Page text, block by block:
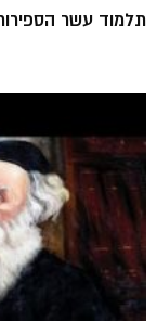
תלמוד עשר